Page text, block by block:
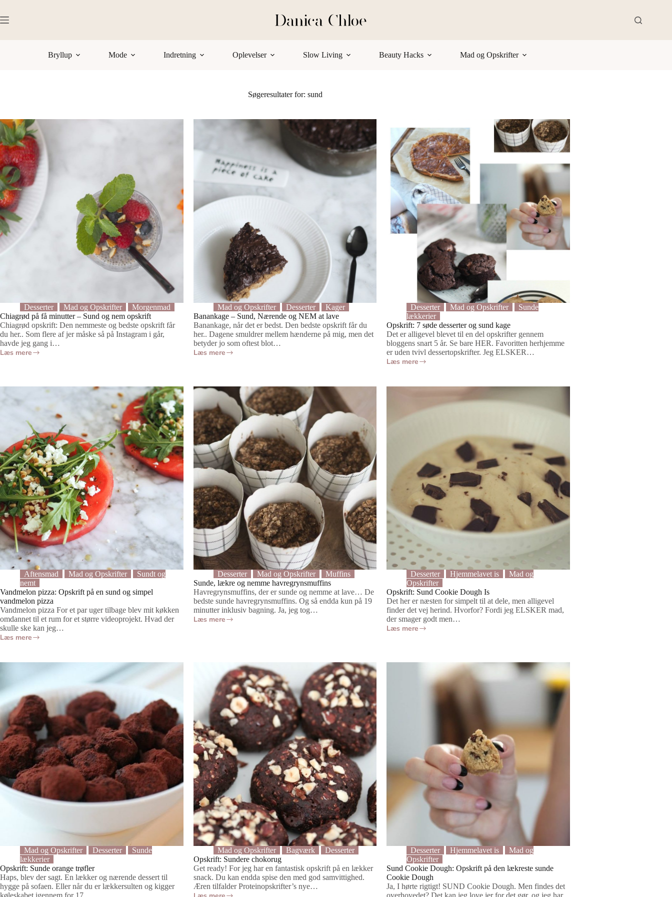
indhold
Bryllup Mode Indretning Oplevelser Slow Living Beauty Hacks Mad og Opskrifter
Søgeresultater for: sund
Desserter Mad og Opskrifter
Morgenmad
Chiagrød på få minutter – Sund og nem opskrift
Chiagrød opskrift: Den nemmeste og bedste opskrift får
du her.. Som flere af jer måske så på Instagram i går,
havde jeg gang i…
Læs mere
Chiagrød
minutter
Mad og Opskrifter Desserter
Kager
Banankage – Sund, Nærende og NEM at lave
Banankage, når det er bedst. Den bedste opskrift får du
her.. Dagene smuldrer mellem hænderne på mig, men det
betyder jo som oftest blot…
Læs mere
Banankage
Nærende
NEM
at
lave
Desserter Mad og Opskrifter
Sunde
lækkerier
Opskrift: 7 søde desserter og sund kage
Det er alligevel blevet til en del opskrifter gennem
bloggens snart 5 år. Se bare HER. Favoritten herhjemme
er uden tvivl dessertopskrifter. Jeg ELSKER…
Læs mere
Opskrift:
søde
kage
Aftensmad Mad og Opskrifter
Sundt og
nemt
Vandmelon pizza: Opskrift på en sund og simpel
vandmelon pizza
Vandmelon pizza For et par uger tilbage blev mit køkken
omdannet til et rum for et større videoprojekt. Hvad der
skulle ske kan jeg…
Læs mere
Vandmelon
Opskrift
sund
simpel
vandmelon
pizza
Desserter Mad og Opskrifter
Muffins
Sunde, lækre og nemme havregrynsmuffins
Havregrynsmuffins, der er sunde og nemme at lave… De
bedste sunde havregrynsmuffins. Og så endda kun på 19
minutter inklusiv bagning. Ja, jeg tog…
Læs mere
Sunde,
havregrynsmuffins
Desserter Hjemmelavet is
Mad og
Opskrifter
Opskrift: Sund Cookie Dough Is
Det her er næsten for simpelt til at dele, men alligevel
finder det vej herind. Hvorfor? Fordi jeg ELSKER mad,
der smager godt men…
Læs mere
Opskrift:
Dough
Mad og Opskrifter Desserter
Sunde
lækkerier
Opskrift: Sunde orange trøfler
Haps, blev der sagt. En lækker og nærende dessert til
hygge på sofaen. Eller når du er lækkersulten og kigger
køleskabet igennem for 17.…
Mad og Opskrifter Bagværk
Desserter
Opskrift: Sundere chokorug
Get ready! For jeg har en fantastisk opskrift på en lækker
snack. Du kan endda spise den med god samvittighed.
Æren tilfalder Proteinopskrifter’s nye…
Desserter Hjemmelavet is
Mad og
Opskrifter
Sund Cookie Dough: Opskrift på den lækreste sunde
Cookie Dough
Ja, I hørte rigtigt! SUND Cookie Dough. Men findes det
overhovedet? Det kan jeg love jer for det gør, og jeg har